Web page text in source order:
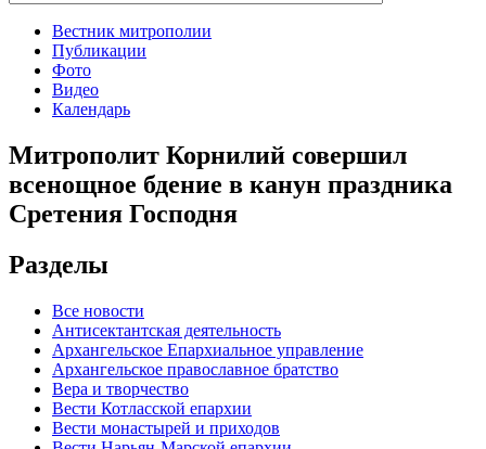
Вестник митрополии
Публикации
Фото
Видео
Календарь
Митрополит Корнилий совершил
всенощное бдение в канун праздника
Сретения Господня
Разделы
Все новости
Антисектантская деятельность
Архангельское Епархиальное управление
Архангельское православное братство
Вера и творчество
Вести Котласской епархии
Вести монастырей и приходов